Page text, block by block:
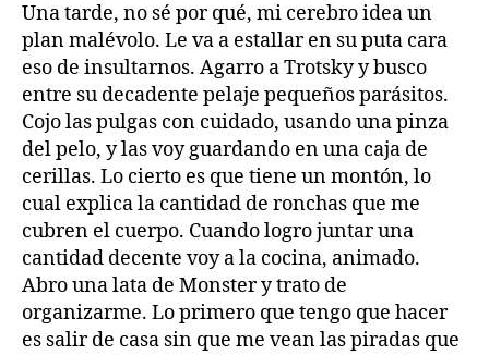
Una tarde, no sé por qué, mi cerebro idea un
plan malévolo. Le va a estallar en su puta cara
eso de insultarnos. Agarro a Trotsky y busco
entre su decadente pelaje pequeños parásitos.
Cojo las pulgas con cuidado, usando una pinza
del pelo, y las voy guardando en una caja de
cerillas. Lo cierto es que tiene un montón, lo
cual explica la cantidad de ronchas que me
cubren el cuerpo. Cuando logro juntar una
cantidad decente voy a la cocina, animado.
Abro una lata de Monster y trato de
organizarme. Lo primero que tengo que hacer
es salir de casa sin que me vean las piradas que